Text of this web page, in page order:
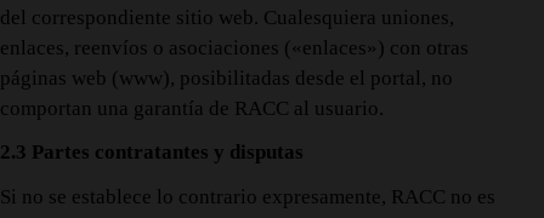
del correspondiente sitio web. Cualesquiera uniones,
enlaces, reenvíos o asociaciones («enlaces») con otras
páginas web (www), posibilitadas desde el portal, no
comportan una garantía de RACC al usuario.
2.3 Partes contratantes y disputas
Si no se establece lo contrario expresamente, RACC no es